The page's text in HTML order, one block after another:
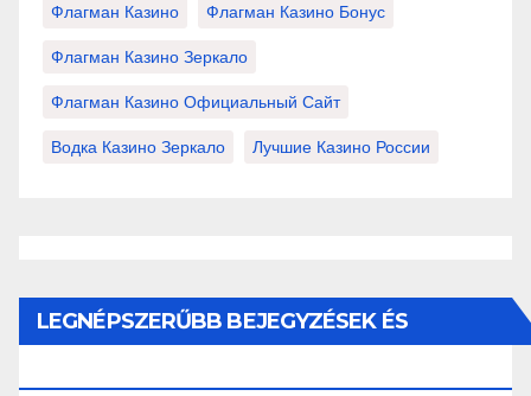
Флагман Казино Флагман Казино Бонус
Флагман Казино Зеркало
Флагман Казино Официальный Сайт
Водка Казино Зеркало Лучшие Казино России
LEGNÉPSZERŰBB BEJEGYZÉSEK ÉS